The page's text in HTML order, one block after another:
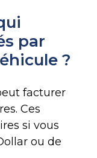
par
?
facturer
Ces
si vous
ou de